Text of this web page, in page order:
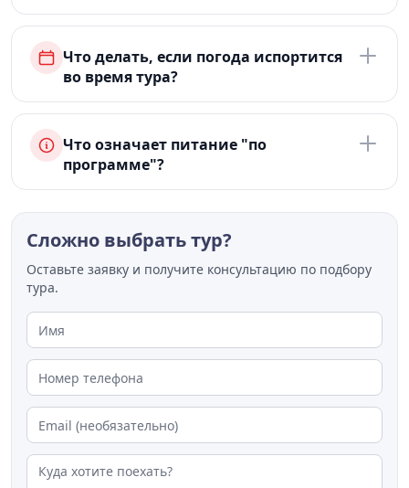
Что делать, если погода испортится
во время тура?
Что означает питание "по
программе"?
Сложно выбрать тур?
Оставьте заявку и получите консультацию по подбору
тура.